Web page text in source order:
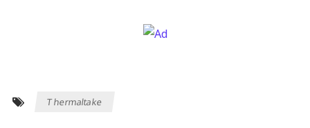
Thermaltake